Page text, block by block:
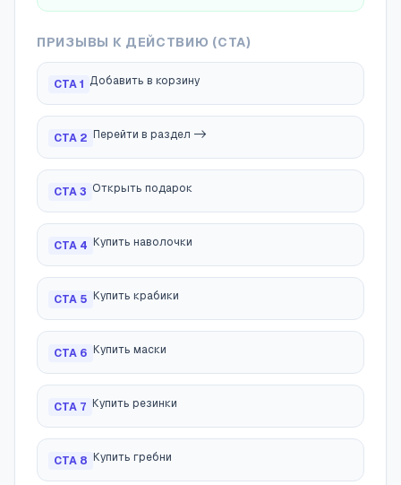
ПРИЗЫВЫ К ДЕЙСТВИЮ (CTA)
CTA 1 Добавить в корзину
CTA 2 Перейти в раздел ->
CTA 3 Открыть подарок
CTA 4 Купить наволочки
CTA 5 Купить крабики
CTA 6 Купить маски
CTA 7 Купить резинки
CTA 8 Купить гребни